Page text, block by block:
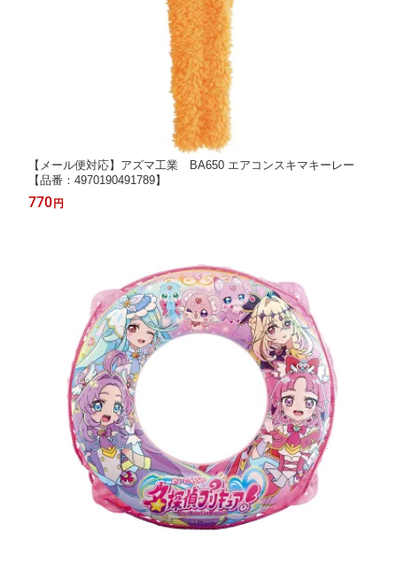
【メール便対応】アズマ工業 BA650 エアコンスキマキーレー
【品番：4970190491789】
770 円